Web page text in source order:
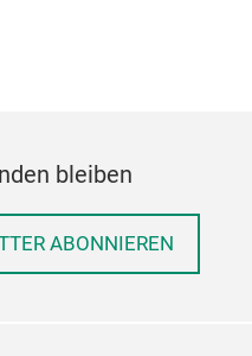
bleiben
ABONNIEREN